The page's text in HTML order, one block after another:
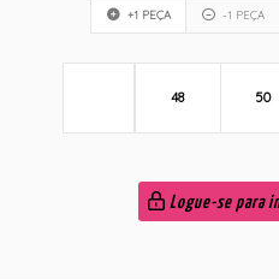
+1 PEÇA -1 PEÇA
48 50
Logue-se para